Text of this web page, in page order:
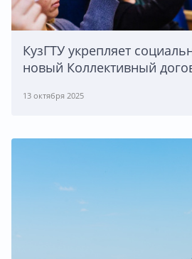
КузГТУ укрепляет
новый Коллективный
13 октября 2025